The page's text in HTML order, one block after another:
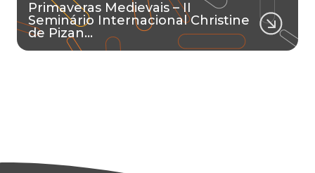
Primaveras Medievais – II
Seminário Internacional Christine
de Pizan…